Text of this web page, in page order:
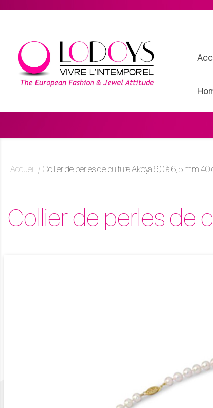
Accueil Collier de perles de culture Akoya 6,0 à 6,5 mm 40
Collier de perles de